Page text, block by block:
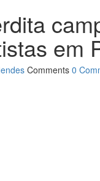
em
Comments 0